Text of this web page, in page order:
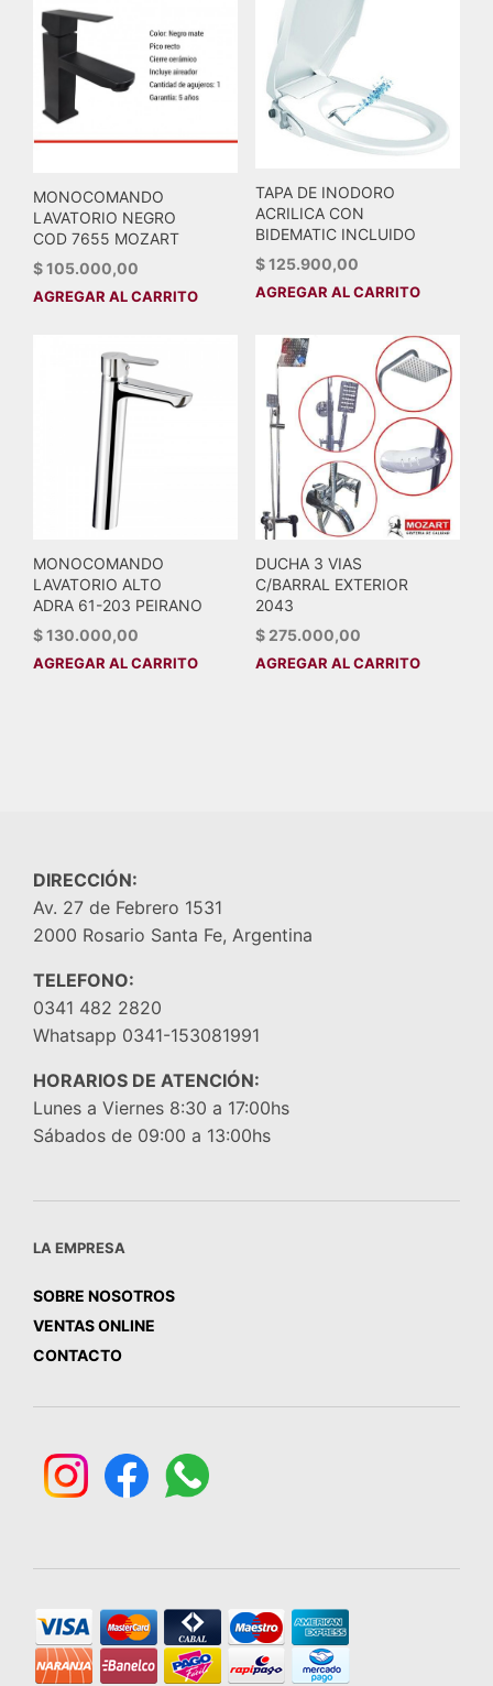
MONOCOMANDO
LAVATORIO NEGRO
COD 7655 MOZART
$105.000,00
AGREGAR AL CARRITO
TAPA DE INODORO
ACRILICA CON
BIDEMATIC INCLUIDO
$125.900,00
AGREGAR AL CARRITO
MONOCOMANDO
LAVATORIO ALTO
ADRA 61-203 PEIRANO
$130.000,00
AGREGAR AL CARRITO
DUCHA 3 VIAS
C/BARRAL EXTERIOR
2043
$275.000,00
AGREGAR AL CARRITO
DIRECCIÓN:
Av. 27 de Febrero 1531
2000 Rosario Santa Fe, Argentina
TELEFONO:
0341 482 2820
Whatsapp 0341-153081991
HORARIOS DE ATENCIÓN:
Lunes a Viernes 8:30 a 17:00hs
Sábados de 09:00 a 13:00hs
LA EMPRESA
SOBRE NOSOTROS
VENTAS ONLINE
CONTACTO